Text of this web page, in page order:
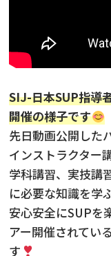
SIJ-日本SUP指導
開催の様子です
先日動画公開した
インストラクター
学科講習、実技講
に必要な知識を学
安心安全にSUPを
アー開催されてい
す